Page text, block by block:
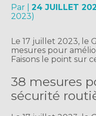
Par |24 JUILLET
2023)
Le 17 juillet 2023, le
mesures pour
Faisons le point sur
38 mesures
sécurité